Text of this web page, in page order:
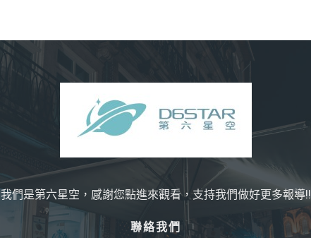
我們是第六星空，感謝您點進來觀看，支持我們做好更多報導!!
聯絡我們